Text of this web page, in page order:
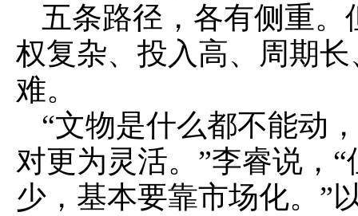
五条路径，各有侧重
权复杂、投入高、周期
难。
“文物是什么都不能动
对更为灵活。”李睿说，
少，基本要靠市场化。”